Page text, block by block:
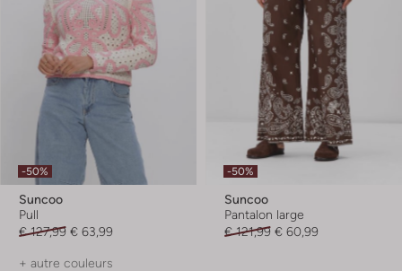
-50%
Suncoo
Pull
€ 127,99 € 63,99
+ autre couleurs
-50%
Suncoo
Pantalon large
€ 121,99 € 60,99